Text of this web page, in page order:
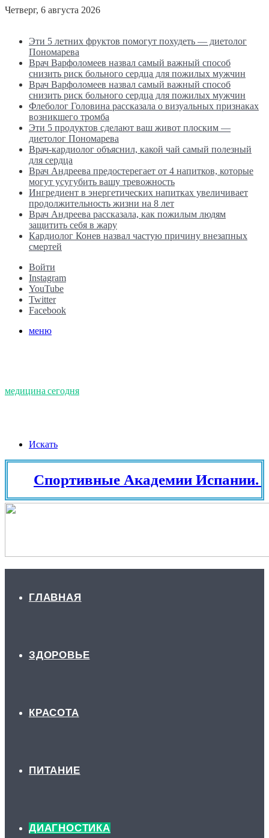
Четверг, 6 августа 2026
Эти 5 летних фруктов помогут похудеть — диетолог
Пономарева
Врач Варфоломеев назвал самый важный способ
снизить риск больного сердца для пожилых мужчин
Врач Варфоломеев назвал самый важный способ
снизить риск больного сердца для пожилых мужчин
Флеболог Головина рассказала о визуальных признаках
возникшего тромба
Эти 5 продуктов сделают ваш живот плоским —
диетолог Пономарева
Врач-кардиолог объяснил, какой чай самый полезный
для сердца
Врач Андреева предостерегает от 4 напитков, которые
могут усугубить вашу тревожность
Ингредиент в энергетических напитках увеличивает
продолжительность жизни на 8 лет
Врач Андреева рассказала, как пожилым людям
защитить себя в жару
Кардиолог Конев назвал частую причину внезапных
смертей
Войти
Instagram
YouTube
Twitter
Facebook
меню
медицина сегодня
Искать
Спортивные Академии Испании.
ГЛАВНАЯ
ЗДОРОВЬЕ
КРАСОТА
ПИТАНИЕ
ДИАГНОСТИКА